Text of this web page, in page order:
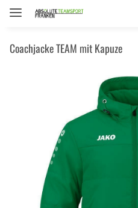
Coachjacke TEAM mit Kapuze